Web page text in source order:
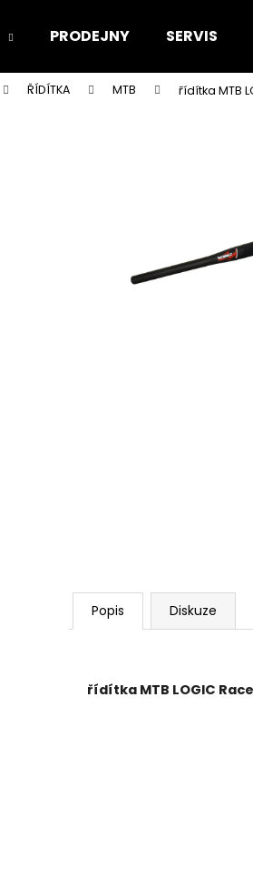
PRODEJNY SERVIS
ŘÍDÍTKA MTB řídítka MTB
Popis Diskuze
řídítka MTB LOGIC
Co